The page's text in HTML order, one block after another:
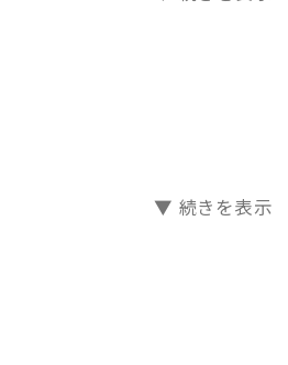
一台）
キ専用フィルム1パック10枚
ます。
▼ 続きを表示